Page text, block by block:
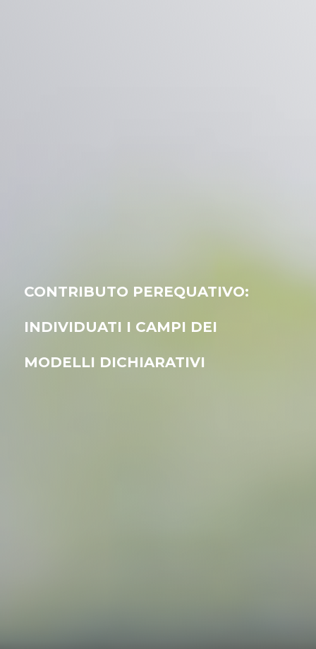
CONTRIBUTO PEREQUATIVO:
INDIVIDUATI I CAMPI DEI
MODELLI DICHIARATIVI